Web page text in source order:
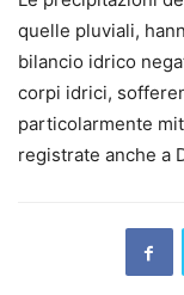
quelle pluviali,
bilancio idrico
corpi idrici,
particolarmente
registrate anche a